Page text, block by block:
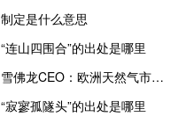
制定是什么意思
“连山四围合”的出处是哪里
雪佛龙CEO：欧洲天然气市场今年的情况比去年要好得多石油需求将稳步增长
“寂寥孤隧头”的出处是哪里